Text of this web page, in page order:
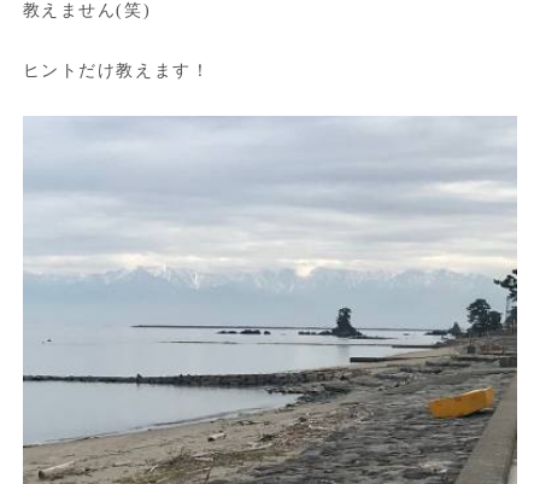
教えません(笑)
ヒントだけ教えます！